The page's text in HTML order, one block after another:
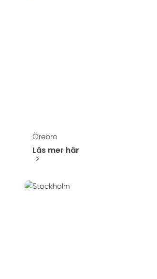
Örebro
Läs mer här